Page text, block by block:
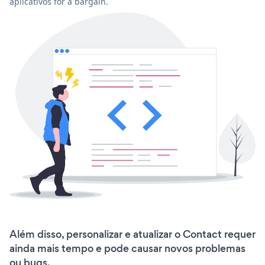
Além disso, personalizar e atualizar o Contact requer
ainda mais tempo e pode causar novos problemas